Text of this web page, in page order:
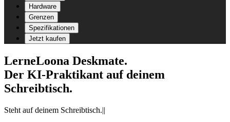
Hardware
Grenzen
Spezifikationen
Jetzt kaufen
LerneLoona Deskmate.
Der KI-Praktikant auf deinem
Schreibtisch.
Steht auf deinem Schreibtisch.||